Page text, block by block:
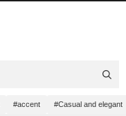
#accent #Casual and elegant